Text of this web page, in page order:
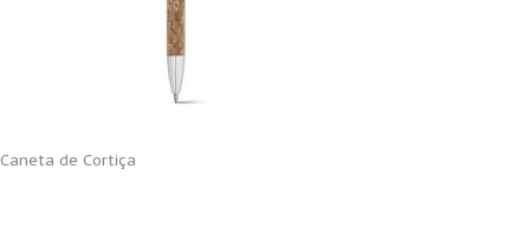
Caneta de Cortiça